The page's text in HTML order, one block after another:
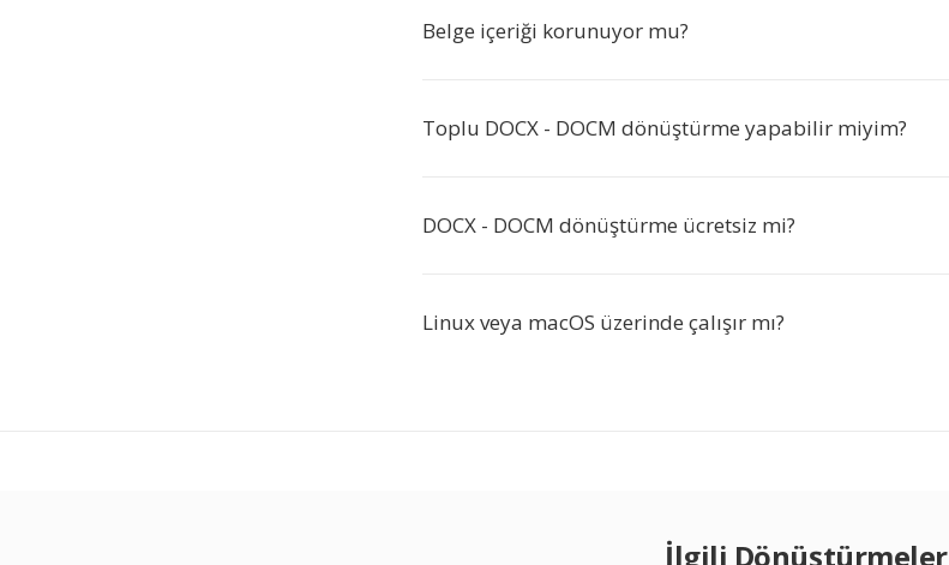
Belge içeriği korunuyor mu?
Toplu DOCX - DOCM dönüştürme yapabilir miyim?
DOCX - DOCM dönüştürme ücretsiz mi?
Linux veya macOS üzerinde çalışır mı?
İlgili Dönüştürmeler